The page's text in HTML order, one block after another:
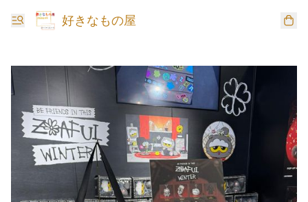
好きなもの屋